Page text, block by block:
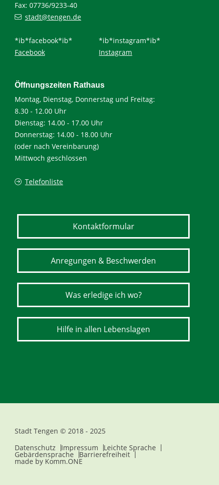
Fax: 07736/9233-40
stadt@tengen.de
*ib*facebook*ib*
Facebook
*ib*instagram*ib*
Instagram
Öffnungszeiten Rathaus
Montag, Dienstag, Donnerstag und Freitag:
8.30 - 12.00 Uhr
Dienstag: 14.00 - 17.00 Uhr
Donnerstag: 14.00 - 18.00 Uhr
(oder nach Vereinbarung)
Mittwoch geschlossen
Telefonliste
Kontaktformular
Anregungen & Beschwerden
Was erledige ich wo?
Hilfe in allen Lebenslagen
Stadt Tengen © 2018 - 2025
Datenschutz
Impressum Leichte Sprache
Gebärdensprache Barrierefreiheit
made by Komm.ONE